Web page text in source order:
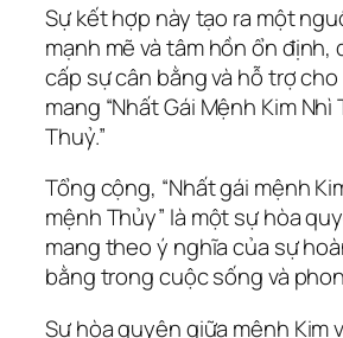
Sự kết hợp này tạo ra một
mạnh mẽ và tâm hồn ổn
cấp sự cân bằng và hỗ trợ
mang “Nhất Gái Mệnh Kim Nhì
Thuỷ.”
Tổng cộng, “Nhất gái mệnh
mệnh Thủy” là một sự hòa
mang theo ý nghĩa của sự
bằng trong cuộc sống và
Sự hòa quyện giữa mệnh Kim